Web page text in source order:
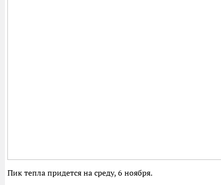
Пик тепла придется на среду, 6 ноября.